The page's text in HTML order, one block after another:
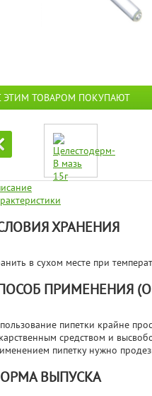
ЭТИМ ТОВАРОМ ПОКУПАЮТ
ХРАНЕНИЯ
в сухом месте при
ПРИМЕНЕНИЯ
пипетки крайне
средством и
пипетку нужно
ВЫПУСКА